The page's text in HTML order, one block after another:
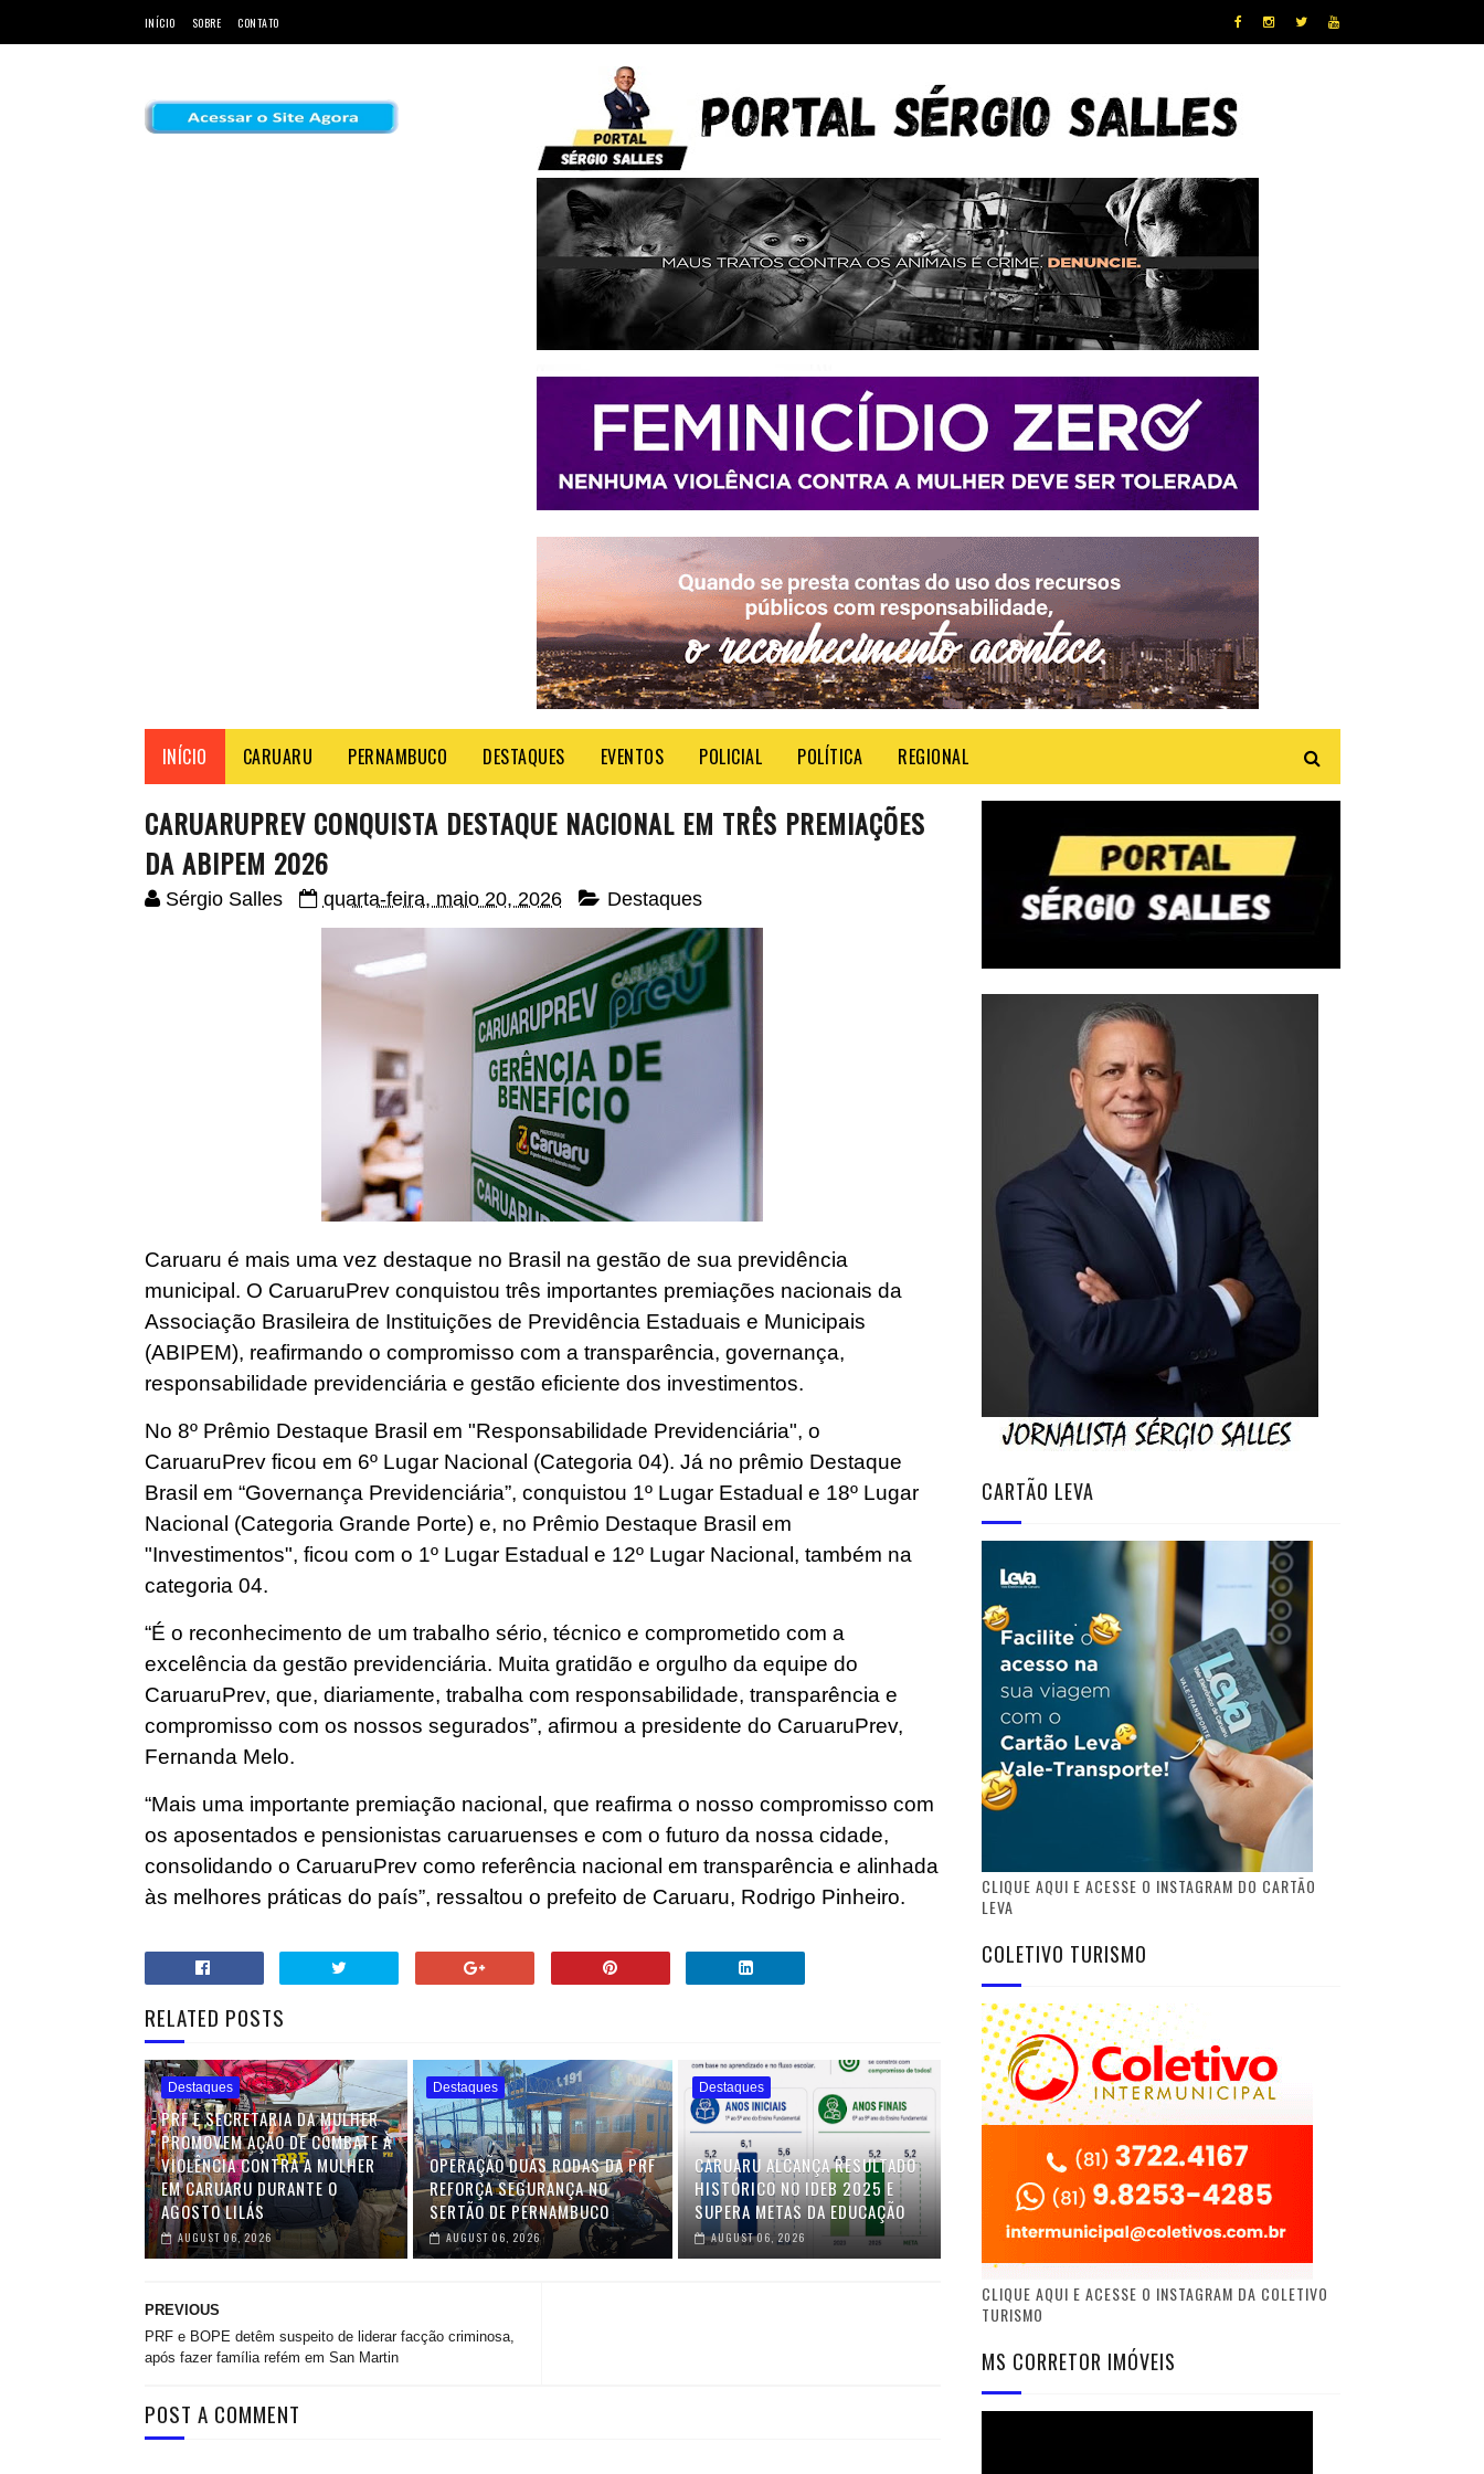
INÍCIO SOBRE CONTATO
INÍCIO CARUARU PERNAMBUCO DESTAQUES EVENTOS POLICIAL POLÍTICA REGIONAL
CARUARUPREV CONQUISTA DESTAQUE NACIONAL EM TRÊS PREMIAÇÕES
DA ABIPEM 2026
Sérgio Salles quarta-feira, maio 20, 2026 Destaques
Caruaru é mais uma vez destaque no Brasil na gestão de sua previdência
municipal. O CaruaruPrev conquistou três importantes premiações nacionais da
Associação Brasileira de Instituições de Previdência Estaduais e Municipais
(ABIPEM), reafirmando o compromisso com a transparência, governança,
responsabilidade previdenciária e gestão eficiente dos investimentos.
No 8º Prêmio Destaque Brasil em "Responsabilidade Previdenciária", o
CaruaruPrev ficou em 6º Lugar Nacional (Categoria 04). Já no prêmio Destaque
Brasil em “Governança Previdenciária”, conquistou 1º Lugar Estadual e 18º Lugar
Nacional (Categoria Grande Porte) e, no Prêmio Destaque Brasil em
"Investimentos", ficou com o 1º Lugar Estadual e 12º Lugar Nacional, também na
categoria 04.
“É o reconhecimento de um trabalho sério, técnico e comprometido com a
excelência da gestão previdenciária. Muita gratidão e orgulho da equipe do
CaruaruPrev, que, diariamente, trabalha com responsabilidade, transparência e
compromisso com os nossos segurados”, afirmou a presidente do CaruaruPrev,
Fernanda Melo.
“Mais uma importante premiação nacional, que reafirma o nosso compromisso com
os aposentados e pensionistas caruaruenses e com o futuro da nossa cidade,
consolidando o CaruaruPrev como referência nacional em transparência e alinhada
às melhores práticas do país”, ressaltou o prefeito de Caruaru, Rodrigo Pinheiro.
RELATED POSTS
Destaques
PRF E SECRETARIA DA MULHER
PROMOVEM AÇÃO DE COMBATE À
VIOLÊNCIA CONTRA A MULHER
EM CARUARU DURANTE O
AGOSTO LILÁS
AUGUST 06, 2026
Destaques
OPERAÇÃO DUAS RODAS DA PRF
REFORÇA SEGURANÇA NO
SERTÃO DE PERNAMBUCO
AUGUST 06, 2026
Destaques
CARUARU ALCANÇA RESULTADO
HISTÓRICO NO IDEB 2025 E
SUPERA METAS DA EDUCAÇÃO
AUGUST 06, 2026
PREVIOUS
PRF e BOPE detêm suspeito de liderar facção criminosa,
após fazer família refém em San Martin
POST A COMMENT
CARTÃO LEVA
CLIQUE AQUI E ACESSE O INSTAGRAM DO CARTÃO
LEVA
COLETIVO TURISMO
CLIQUE AQUI E ACESSE O INSTAGRAM DA COLETIVO
TURISMO
MS CORRETOR IMÓVEIS